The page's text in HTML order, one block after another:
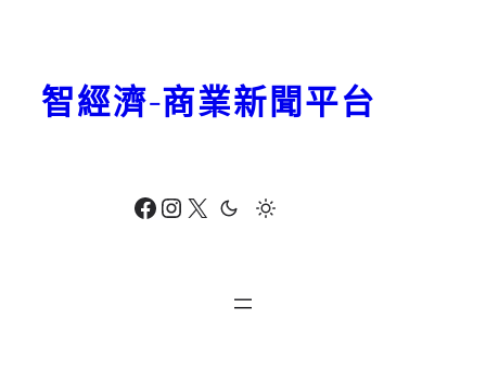
Facebook Instagram X
智經濟-商業新聞平台